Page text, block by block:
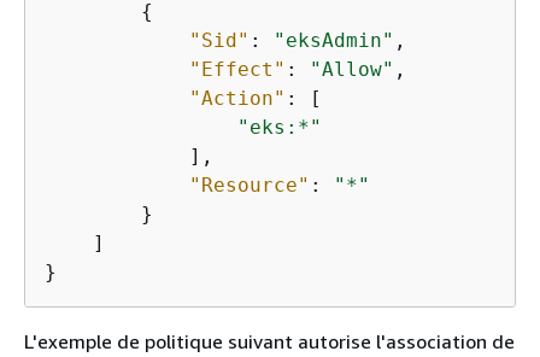
{
"Sid" : "eksAdmin" ,
"Effect" : "Allow" ,
"Action" : [
"eks:*"
            ],
"Resource" :
"*"
        }
    ]
}
L'exemple de politique suivant autorise l'association de